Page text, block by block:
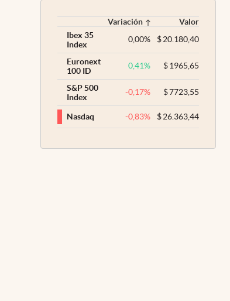
Variación
Valor
Ibex 35
Index
0,00% $20.180,40
Euronext
100 ID
0,41% $1965,65
S&P 500
Index
-0,17% $7723,55
Nasdaq -0,83% $26.363,44